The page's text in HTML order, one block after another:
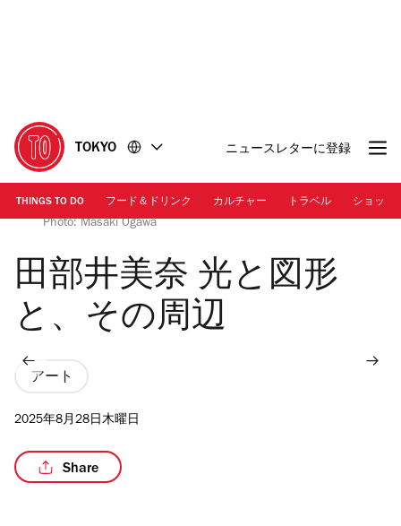
に
移
動
移
動
TOKYO ニュースレターに登録
THINGS TO DO フード＆ドリンク カルチャー トラベル ショッピ
画像提供：大日本印刷（DNP） | Design: Mina Tabei,
Photo: Masaki Ogawa
田部井美奈 光と図形
と、その周辺
アート
2025年8月28日木曜日
Share